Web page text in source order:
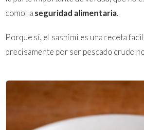
como la seguridad alimentaria.
Porque sí, el sashimi es una receta
precisamente por ser pescado crudo